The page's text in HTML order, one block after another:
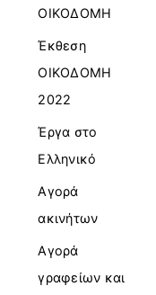
ΟΙΚΟΔΟΜΗ
Έκθεση
ΟΙΚΟΔΟΜΗ
2022
Έργα στο
Ελληνικό
Αγορά
ακινήτων
Αγορά
γραφείων και